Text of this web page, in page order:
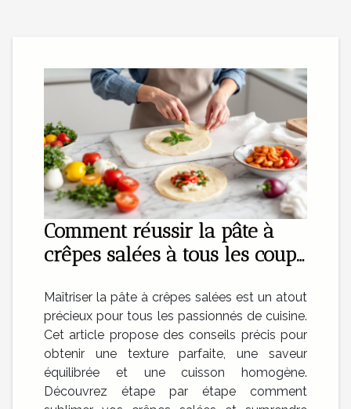
Comment réussir la pâte à
crêpes salées à tous les coups
Maîtriser la pâte à crêpes salées est un atout
précieux pour tous les passionnés de cuisine.
Cet article propose des conseils précis pour
obtenir une texture parfaite, une saveur
équilibrée et une cuisson homogène.
Découvrez étape par étape comment